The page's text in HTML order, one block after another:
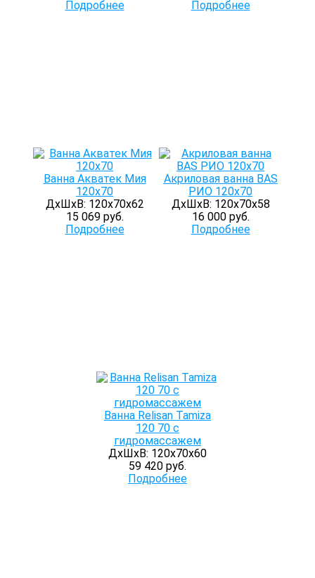
Подробнее
Подробнее
Ванна Акватек Мия
120х70
ДхШхВ: 120х70х62
15 069 руб.
Подробнее
Акриловая ванна BAS
РИО 120х70
ДхШхВ: 120х70х58
16 000 руб.
Подробнее
Ванна Relisan Tamiza
120 70 с
гидромассажем
ДхШхВ: 120х70х60
59 420 руб.
Подробнее